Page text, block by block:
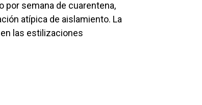
atípica de aislamiento. La
las estilizaciones